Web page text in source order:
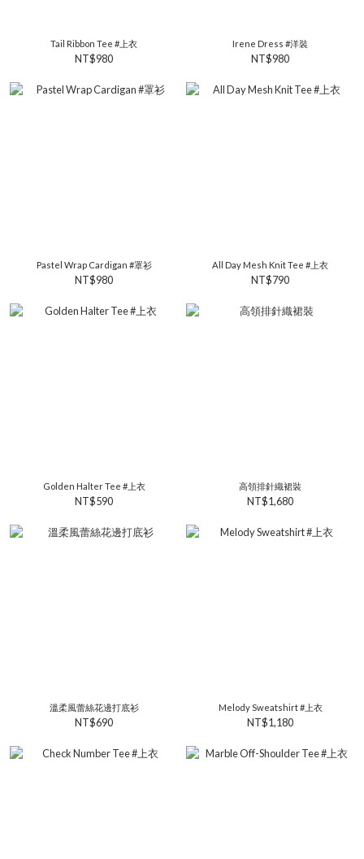
Tail Ribbon Tee #上衣
NT$980
Irene Dress #洋裝
NT$980
Pastel Wrap Cardigan #罩衫
NT$980
All Day Mesh Knit Tee #上衣
NT$790
Golden Halter Tee #上衣
NT$590
高領排針織裙裝
NT$1,680
溫柔風蕾絲花邊打底衫
NT$690
Melody Sweatshirt #上衣
NT$1,180